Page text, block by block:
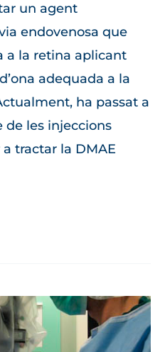
un agent
endovenosa que
a la retina aplicant
adequada a la
ha passat a
de les injeccions
tractar la DMAE